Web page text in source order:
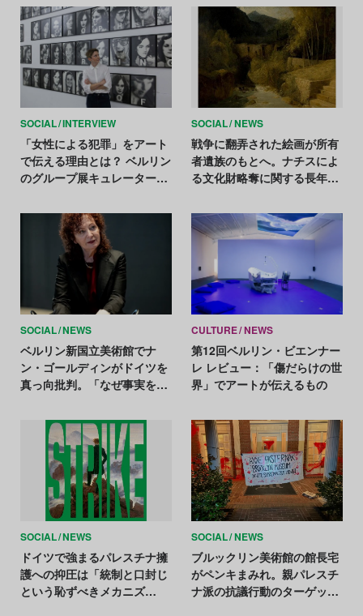
SOCIAL INTERVIEW
「女性による犯罪」をアート
で伝える理由とは？ ベルリン
のグループ展キュレーターに
SOCIAL NEWS
戦争に翻弄された絵画が所有
者遺族のもとへ。ナチスによ
る文化財略奪に関する長年の
SOCIAL NEWS
ベルリン新国立美術館でナ
ン・ゴールディンがドイツを
真っ向批判。「なぜ事実を認
CULTURE NEWS
第12回ベルリン・ビエンナー
レ レビュー：「傷だらけの世
界」でアートが伝えるもの
SOCIAL NEWS
ドイツで強まるパレスチナ擁
護への抑圧は「統制と口封じ
という恥ずべきメカニズ
SOCIAL NEWS
ブルックリン美術館の館長宅
がペンキまみれ。親パレスチ
ナ派の抗議行動のターゲット